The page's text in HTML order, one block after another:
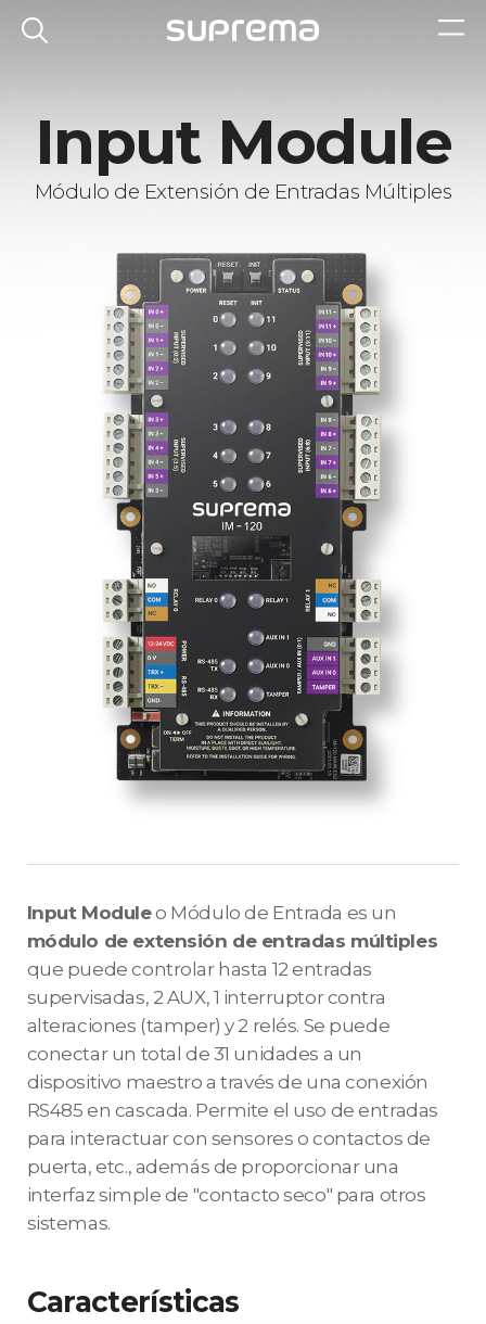
Input Module
Módulo de Extensión de Entradas Múltiples
Input Moduleo Módulo de Entrada es un
módulo de extensión de entradas múltiples
que puede controlar hasta 12 entradas
supervisadas, 2 AUX, 1 interruptor contra
alteraciones (tamper) y 2 relés. Se puede
conectar un total de 31 unidades a un
dispositivo maestro a través de una conexión
RS485 en cascada. Permite el uso de entradas
para interactuar con sensores o contactos de
puerta, etc., además de proporcionar una
interfaz simple de "contacto seco" para otros
sistemas.
Características